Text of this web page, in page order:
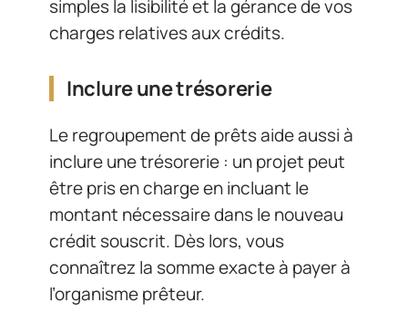
simples la lisibilité et la gérance de vos
charges relatives aux crédits.
Inclure une trésorerie
Le regroupement de prêts aide aussi à
inclure une trésorerie : un projet peut
être pris en charge en incluant le
montant nécessaire dans le nouveau
crédit souscrit. Dès lors, vous
connaîtrez la somme exacte à payer à
l’organisme prêteur.